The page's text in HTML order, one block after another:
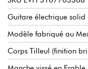
Guitare électrique solid
Modèle fabriqué au
Corps Tilleul (finition